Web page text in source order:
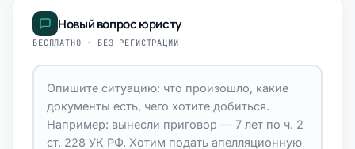
Новый вопрос юристу
БЕСПЛАТНО · БЕЗ РЕГИСТРАЦИИ